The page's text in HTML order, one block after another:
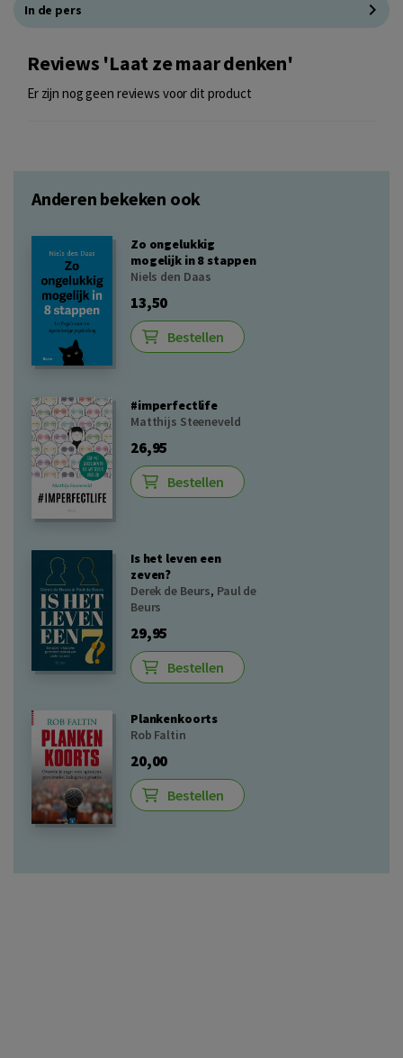
In de pers
Reviews 'Laat ze maar denken'
Er zijn nog geen reviews voor dit product
Anderen bekeken ook
Zo ongelukkig
mogelijk in 8 stappen
Niels den Daas
13,50
Bestellen
#imperfectlife
Matthijs Steeneveld
26,95
Bestellen
Is het leven een
zeven?
Derek de Beurs, Paul de
Beurs
29,95
Bestellen
Plankenkoorts
Rob Faltin
20,00
Bestellen